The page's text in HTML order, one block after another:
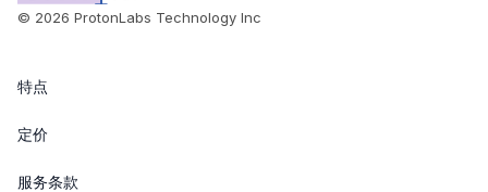
© 2026 ProtonLabs Technology Inc
特点
定价
服务条款